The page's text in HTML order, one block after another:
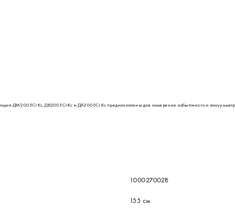
ДМ2005СгКс, ДВ2005СгКс и ДА2005СгКс предназначены для измерения избыточного и
1000270028
155 см